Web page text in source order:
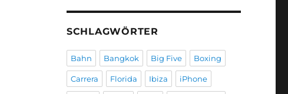
SCHLAGWÖRTER
Bahn Bangkok Big Five Boxing
Carrera Florida Ibiza iPhone